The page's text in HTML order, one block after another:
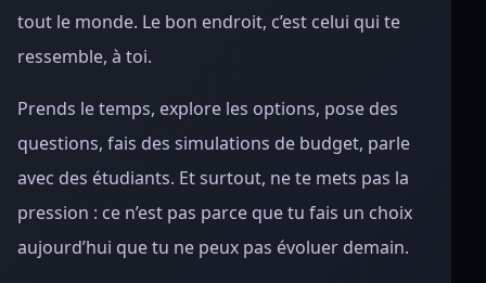
tout le monde. Le bon endroit, c’est celui qui te
ressemble, à toi.
Prends le temps, explore les options, pose des
questions, fais des simulations de budget, parle
avec des étudiants. Et surtout, ne te mets pas la
pression : ce n’est pas parce que tu fais un choix
aujourd’hui que tu ne peux pas évoluer demain.